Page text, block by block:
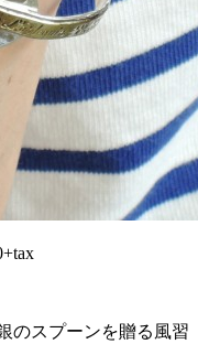
のスプーンを贈る風習